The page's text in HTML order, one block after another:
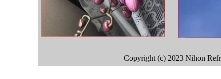
Copyright (c) 2023 Nihon